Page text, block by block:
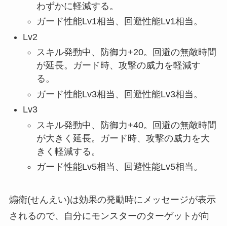
わずかに軽減する。
ガード性能Lv1相当、回避性能Lv1相当。
Lv2
スキル発動中、防御力+20。回避の無敵時間
が延長。ガード時、攻撃の威力を軽減す
る。
ガード性能Lv3相当、回避性能Lv3相当。
Lv3
スキル発動中、防御力+40。回避の無敵時間
が大きく延長。ガード時、攻撃の威力を大
きく軽減する。
ガード性能Lv5相当、回避性能Lv5相当。
煽衛(せんえい)は効果の発動時にメッセージが表示
されるので、自分にモンスターのターゲットが向